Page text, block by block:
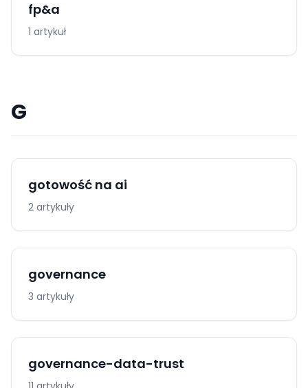
fp&a
1 artykuł
G
gotowość na ai
2 artykuły
governance
3 artykuły
governance-data-trust